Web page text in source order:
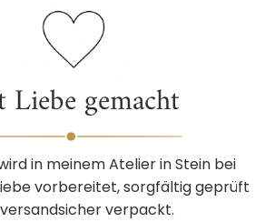
gemacht
in meinem Atelier in Stein bei
vorbereitet, sorgfältig geprüft
verpackt.